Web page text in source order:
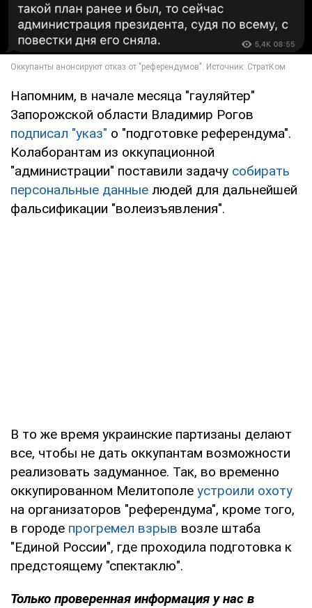
Напомним, в начале месяца "гауляйтер"
Запорожской области Владимир Рогов
подписал "указ" о "подготовке референдума".
Колаборантам из оккупационной
"администрации" поставили задачу собирать
персональные данные людей для дальнейшей
фальсификации "волеизъявления".
В то же время украинские партизаны делают
все, чтобы не дать оккупантам возможности
реализовать задуманное. Так, во временно
оккупированном Мелитополе устроили охоту
на организаторов "референдума", кроме того,
в городе прогремел взрыв возле штаба
"Единой России", где проходила подготовка к
предстоящему "спектаклю".
Только проверенная информация у нас в